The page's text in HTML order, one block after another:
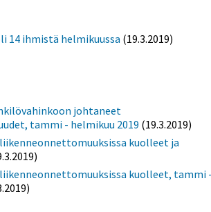
14 ihmistä helmikuussa (19.3.2019)
johtaneet
tammi - helmikuu 2019 (19.3.2019)
kuolleet ja
kuolleet, tammi